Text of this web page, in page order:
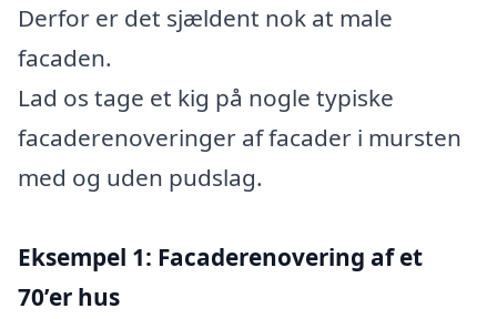
Derfor er det sjældent nok at male
facaden.
Lad os tage et kig på nogle typiske
facaderenoveringer af facader i mursten
med og uden pudslag.
Eksempel 1: Facaderenovering af et
70’er hus